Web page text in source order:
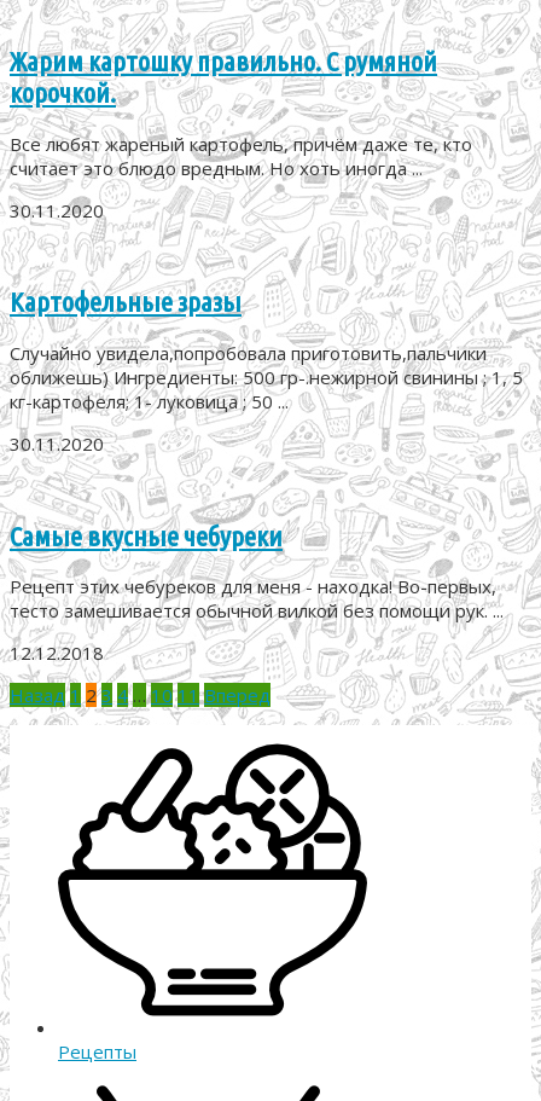
Жарим картошку правильно. С румяной
корочкой.
Все любят жареный картофель, причём даже те, кто
считает это блюдо вредным. Но хоть иногда ...
30.11.2020
Картофельные зразы
Случайно увидела,попробовала приготовить,пальчики
оближешь) Ингредиенты: 500 гр-.нежирной свинины ; 1, 5
кг-картофеля; 1- луковица ; 50 ...
30.11.2020
Самые вкусные чебуреки
Рецепт этих чебуреков для меня - находка! Во-первых,
тесто замешивается обычной вилкой без помощи рук. ...
12.12.2018
Пагинация
записей
Назад 1 2 3 4 … 10 11 Вперед
Рецепты